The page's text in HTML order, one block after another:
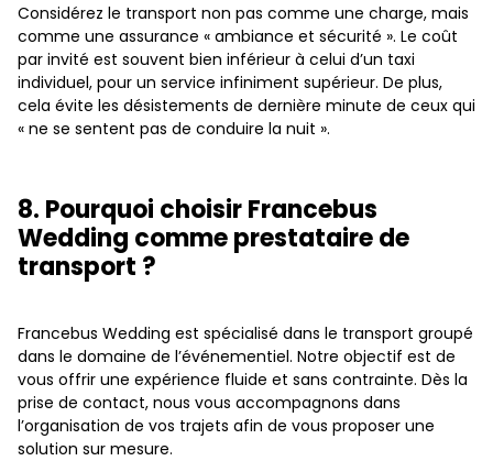
Considérez le transport non pas comme une charge, mais
comme une assurance « ambiance et sécurité ». Le coût
par invité est souvent bien inférieur à celui d’un taxi
individuel, pour un service infiniment supérieur. De plus,
cela évite les désistements de dernière minute de ceux qui
« ne se sentent pas de conduire la nuit ».
8. Pourquoi choisir Francebus
Wedding comme prestataire de
transport ?
Francebus Wedding est spécialisé dans le transport groupé
dans le domaine de l’événementiel. Notre objectif est de
vous offrir une expérience fluide et sans contrainte. Dès la
prise de contact, nous vous accompagnons dans
l’organisation de vos trajets afin de vous proposer une
solution sur mesure.